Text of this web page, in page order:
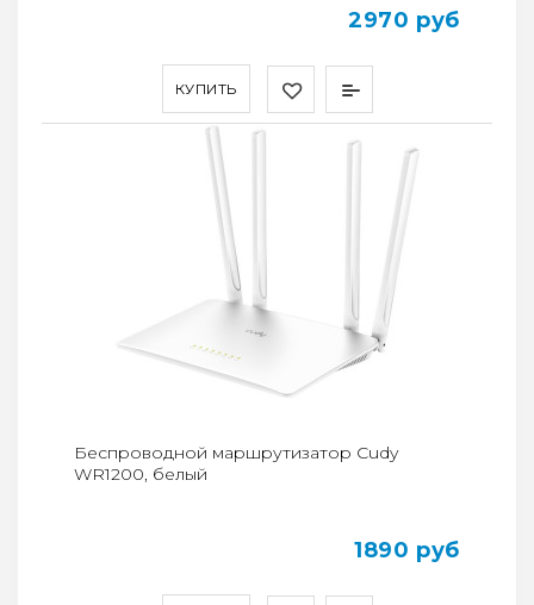
КУПИТЬ
2970 руб
Беспроводной маршрутизатор Cudy
WR1200, белый
1890 руб